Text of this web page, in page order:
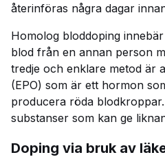
återinföras några dagar
Homolog bloddoping
blod från en annan person
tredje och enklare metod är
(EPO) som är ett hormon
producera röda
substanser som kan ge
Doping via bruk av